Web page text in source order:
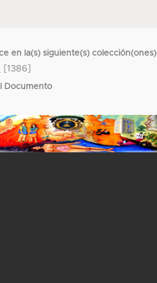
en la(s) siguiente(s) colección(ones)
[1386]
Documento